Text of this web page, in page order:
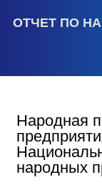
ОТЧЕТ ПО
Народная
народных